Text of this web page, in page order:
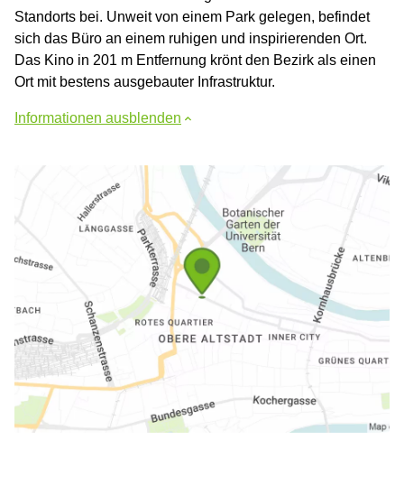
Standorts bei. Unweit von einem Park gelegen, befindet
sich das Büro an einem ruhigen und inspirierenden Ort.
Das Kino in 201 m Entfernung krönt den Bezirk als einen
Ort mit bestens ausgebauter Infrastruktur.
Informationen ausblenden